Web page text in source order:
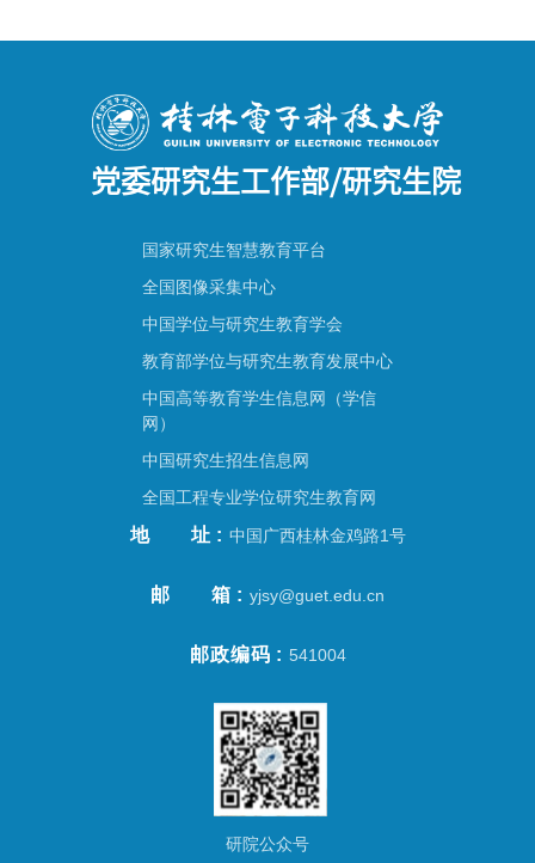
党委研究生工作部/研究生院
国家研究生智慧教育平台
全国图像采集中心
中国学位与研究生教育学会
教育部学位与研究生教育发展中心
中国高等教育学生信息网（学信
网）
中国研究生招生信息网
全国工程专业学位研究生教育网
地址 中国广西桂林金鸡路1号
邮箱 yjsy@guet.edu.cn
邮政编码 541004
研院公众号